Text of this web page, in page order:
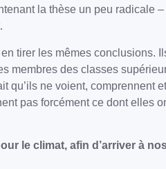
la thèse un peu radicale
tirer les mêmes conclusions.
membres des classes
ne voient, comprennent
pas forcément ce dont elles
le climat, afin d’arriver à